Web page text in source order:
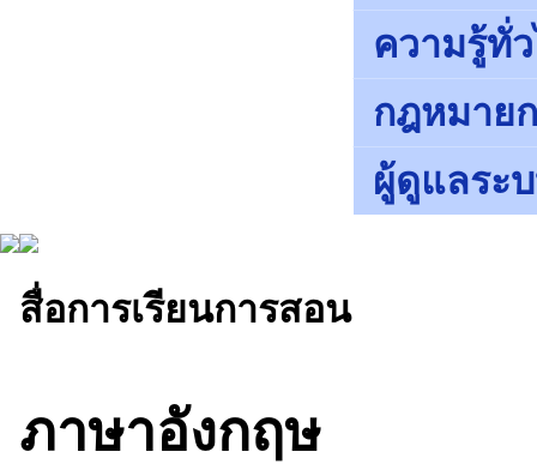
ความรู้ทั่
กฎหมาย
ผู้ดูแลระ
สื่อการเรียนการสอน
ภาษาอังกฤษ